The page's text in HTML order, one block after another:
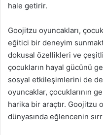
hale getirir.
Goojitzu oyuncakları,
eğitici bir deneyim
dokusal özellikleri ve
çocukların hayal gücünü
sosyal etkileşimlerini de
oyuncaklar, çocuklarının
harika bir araçtır. Goojitzu
dünyasında eğlencenin